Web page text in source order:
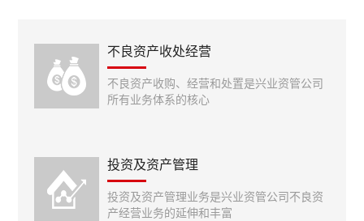
不良资产收处经营
不良资产收购、经营和处置是兴业资管公司
所有业务体系的核心
投资及资产管理
投资及资产管理业务是兴业资管公司不良资
产经营业务的延伸和丰富